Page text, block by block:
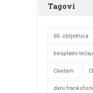
Tagovi
60. obljetnica
besplatni
Cavilam
dani